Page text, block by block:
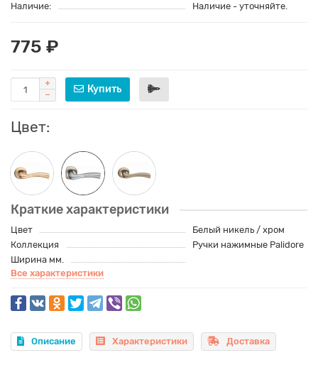
Наличие:
Наличие - уточняйте.
775 ₽
Купить
Цвет:
Краткие характеристики
Цвет
Белый никель / хром
Коллекция
Ручки нажимные Palidore
Ширина мм.
Все характеристики
Описание Характеристики Доставка